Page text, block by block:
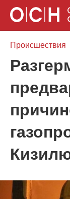
Происшествия